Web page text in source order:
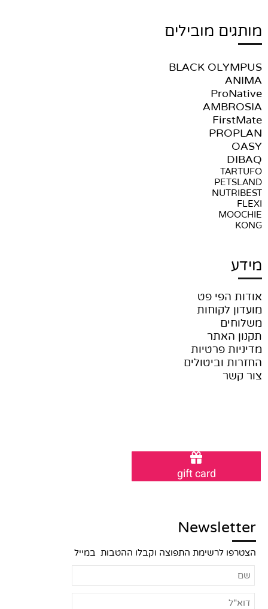
מותגים מובילים
BLACK OLYMPUS
ANIMA
ProNative
AMBROSIA
FirstMate
PROPLAN
OASY
DIBAQ
TARTUFO
PETSLAND
NUTRIBEST
FLEXI
MOOCHIE
KONG
מידע
אודות הפי פט
מועדון לקוחות
משלוחים
תקנון האתר
מדיניות פרטיות
החזרות וביטולים
צור קשר
gift card
Newsletter
הצטרפו לרשימת התפוצה וקבלו ההטבות במייל